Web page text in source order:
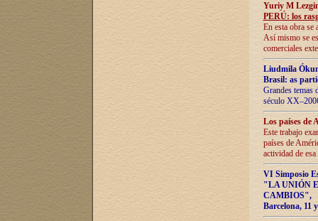
Yuriy M
PERÚ: los
En esta obra se
Así mismo se
comerciales
Liudmila
Brasil: as
Grandes temas
século
Los países de
Este trabajo
países de
actividad de
VI Simposio
"LA UNIÓN
CAMBIOS",
Barcelona, 11